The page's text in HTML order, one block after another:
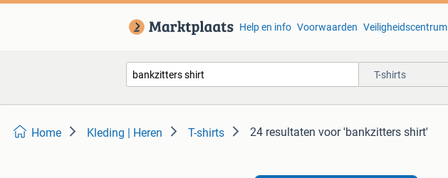
Help en info Voorwaarden Veiligheidscentrum
T-shirts
Home Kleding | Heren T-shirts 24 resultaten voor 'bankzitters shirt'